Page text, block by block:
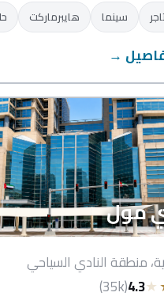
سينما هايبرماركت
→
مول
منطقة النادي السياحي
★
4.3
(35k)